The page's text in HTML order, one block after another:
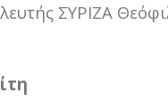
ΣΥΡΙΖΑ